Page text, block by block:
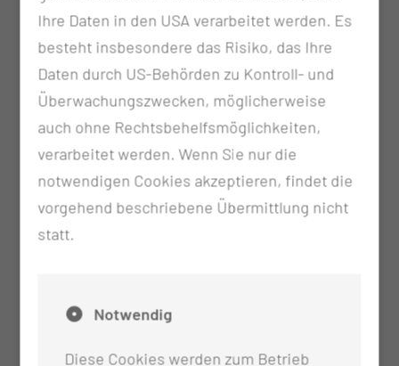
der psychischen Energie, des Antriebs
und des Schlafes
globaler psychosozialer Funktionen
Stabilisierung oder Besserung spezifischer
mentaler Funktionen, wie
der Psychomotorik
der Emotionen
der Handlungsplanung
Entwicklung oder Wiederherstellung und
Selbstvertrauens und der
Ihre Daten in den USA verarbeitet werden. Es
besteht insbesondere das Risiko, das Ihre
Daten durch US-Behörden zu Kontroll- und
Überwachungszwecken, möglicherweise
auch ohne Rechtsbehelfsmöglichkeiten,
verarbeitet werden. Wenn Sie nur die
notwendigen Cookies akzeptieren, findet die
vorgehend beschriebene Übermittlung nicht
statt.
Notwendig
Diese Cookies werden zum Betrieb